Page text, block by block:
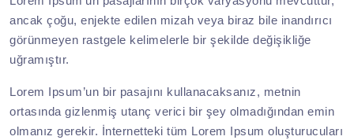
ancak çoğu, enjekte edilen mizah veya biraz bile inandırıcı
görünmeyen rastgele kelimelerle bir şekilde değişikliğe
uğramıştır.
Lorem Ipsum’un bir pasajını kullanacaksanız, metnin
ortasında gizlenmiş utanç verici bir şey olmadığından emin
olmanız gerekir. İnternetteki tüm Lorem Ipsum oluşturucuları